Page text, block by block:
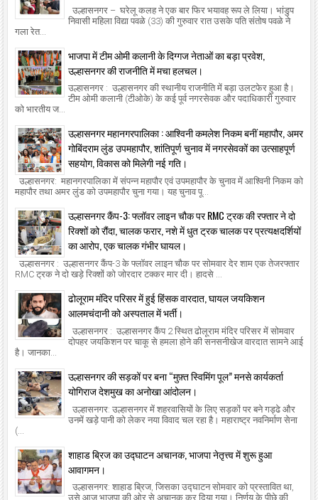
उल्हासनगर – घरेलू कलह ने एक बार फिर भयावह रूप ले लिया। भांडुप
निवासी महिला विद्या पवळे (33) की गुरुवार रात उसके पति संतोष पवळे ने
गला रेत...
भाजपा में टीम ओमी कलानी के दिग्गज नेताओं का बड़ा प्रवेश,
उल्हासनगर की राजनीति में मचा हलचल।
उल्हासनगर : उल्हासनगर की स्थानीय राजनीति में बड़ा उलटफेर हुआ है।
टीम ओमी कलानी (टीओके) के कई पूर्व नगरसेवक और पदाधिकारी गुरुवार
को भारतीय ज...
उल्हासनगर महानगरपालिका : आश्विनी कमलेश निकम बनीं महापौर, अमर
गोबिंदराम लुंड उपमहापौर, शांतिपूर्ण चुनाव में नगरसेवकों का उत्साहपूर्ण
सहयोग, विकास को मिलेगी नई गति।
उल्हासनगर: महानगरपालिका में संपन्न महापौर एवं उपमहापौर के चुनाव में आश्विनी निकम को
महापौर तथा अमर लुंड को उपमहापौर चुना गया। यह चुनाव पू...
उल्हासनगर कैंप-3: फ्लॉवर लाइन चौक पर RMC ट्रक की रफ्तार ने दो
रिक्शों को रौंदा, चालक फरार, नशे में धुत ट्रक चालक पर प्रत्यक्षदर्शियों
का आरोप, एक चालक गंभीर घायल।
उल्हासनगर : उल्हासनगर कैंप-3 के फ्लॉवर लाइन चौक पर सोमवार देर शाम एक तेजरफ्तार
RMC ट्रक ने दो खड़े रिक्शों को जोरदार टक्कर मार दी। हादसे ...
ढोलूराम मंदिर परिसर में हुई हिंसक वारदात, घायल जयकिशन
आलमचंदानी को अस्पताल में भर्ती।
उल्हासनगर : उल्हासनगर कैंप 2 स्थित ढोलूराम मंदिर परिसर में सोमवार
दोपहर जयकिशन पर चाकू से हमला होने की सनसनीखेज वारदात सामने आई
है। जानका...
उल्हासनगर की सड़कों पर बना “मुफ़्त स्विमिंग पूल” मनसे कार्यकर्ता
योगिराज देशमुख का अनोखा आंदोलन।
उल्हासनगर: उल्हासनगर में शहरवासियों के लिए सड़कों पर बने गड्ढे और
उनमें खड़े पानी को लेकर नया विवाद चल रहा है। महाराष्ट्र नवनिर्माण सेना
(...
शाहाड ब्रिज का उद्घाटन अचानक, भाजपा नेतृत्त्व में शुरू हुआ
आवागमन।
उल्हासनगर: शाहाड ब्रिज, जिसका उद्घाटन सोमवार को प्रस्तावित था,
उसे आज भाजपा की ओर से अचानक कर दिया गया। निर्णय के पीछे की